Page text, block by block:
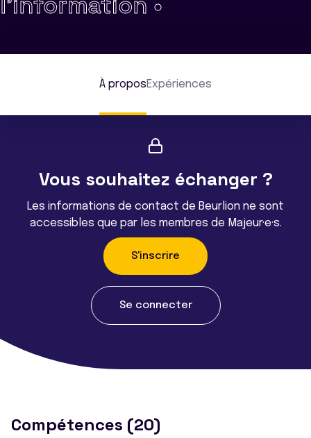
À proposExpériences
Vous souhaitez échanger ?
Les informations de contact de Beurlion ne sont
accessibles que par les membres de Majeur·e·s.
S'inscrire
Se connecter
Compétences (20)